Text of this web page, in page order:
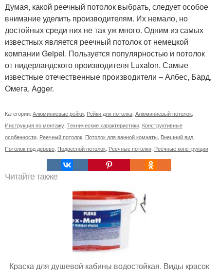
Думая, какой реечный потолок выбрать, следует особое
внимание уделить производителям. Их немало, но
достойных среди них не так уж много. Одним из самых
известных является реечный потолок от немецкой
компании Geipel. Пользуется популярностью и потолок
от нидерландского производителя Luxalon. Самые
известные отечественные производители – Албес, Бард,
Омега, Agger.
Категории: Алюминиевые рейки Рейки для потолка Алюминиевый потолок
Инструкция по монтажу Технические характеристики Конструктивные
особенности Реечный потолок Потолок для ванной комнаты Внешний вид
Потолок под дерево Подвесной потолок Реечные потолки Реечные конструкции
Читайте также
Краска для душевой кабины водостойкая. Виды красок